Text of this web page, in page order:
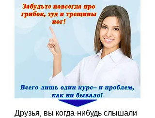
Друзья, вы когда-нибудь слышали